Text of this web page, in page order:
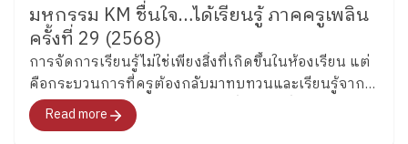
มหกรรม KM ชื่นใจ…ได้เรียนรู้ ภาคครูเพลิน
ครั้งที่ 29 (2568)
การจัดการเรียนรู้ไม่ใช่เพียงสิ่งที่เกิดขึ้นในห้องเรียน แต่
คือกระบวนการที่ครูต้องกลับมาทบทวนและเรียนรู้จาก
ประสบการณ์ของตนเองอยู่เสมอ นี่จึงเป็นที่มาของการทำ
Knowledge Management (KM) ของครูเพลินพัฒนา เพื่อ
Read more